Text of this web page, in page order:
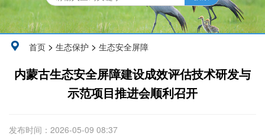
首页 > 生态保护 > 生态安全屏障
内蒙古生态安全屏障建设成效评估技术研发与
示范项目推进会顺利召开
发布时间：2026-05-09 08:37